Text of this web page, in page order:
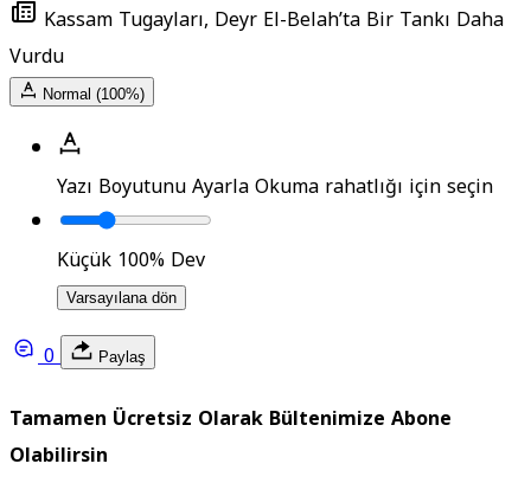
Kassam Tugayları, Deyr El-Belah’ta Bir Tankı Daha
Vurdu
Normal (100%)
Yazı Boyutunu AyarlaOkuma rahatlığı için seçin
Küçük 100%Dev
Varsayılana dön
0 Paylaş
Tamamen Ücretsiz Olarak Bültenimize Abone
Olabilirsin